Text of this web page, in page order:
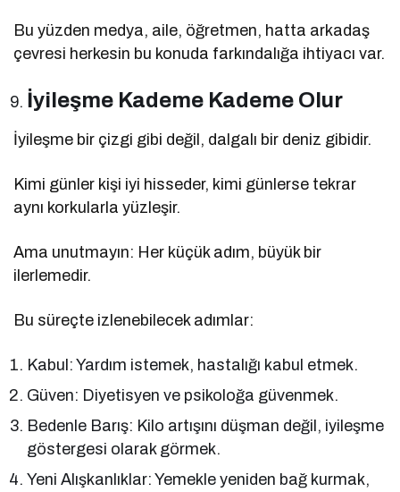
Bu yüzden medya, aile, öğretmen, hatta arkadaş
çevresi herkesin bu konuda farkındalığa ihtiyacı var.
İyileşme Kademe Kademe Olur
İyileşme bir çizgi gibi değil, dalgalı bir deniz gibidir.
Kimi günler kişi iyi hisseder, kimi günlerse tekrar
aynı korkularla yüzleşir.
Ama unutmayın: Her küçük adım, büyük bir
ilerlemedir.
Bu süreçte izlenebilecek adımlar:
Kabul: Yardım istemek, hastalığı kabul etmek.
Güven: Diyetisyen ve psikoloğa güvenmek.
Bedenle Barış: Kilo artışını düşman değil, iyileşme
göstergesi olarak görmek.
Yeni Alışkanlıklar: Yemekle yeniden bağ kurmak,